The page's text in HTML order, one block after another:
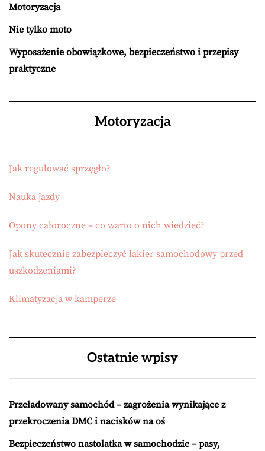
Motoryzacja
Nie tylko moto
Wyposażenie obowiązkowe, bezpieczeństwo i przepisy
praktyczne
Motoryzacja
Jak regulować sprzęgło?
Nauka jazdy
Opony całoroczne – co warto o nich wiedzieć?
Jak skutecznie zabezpieczyć lakier samochodowy przed
uszkodzeniami?
Klimatyzacja w kamperze
Ostatnie wpisy
Przeładowany samochód – zagrożenia wynikające z
przekroczenia DMC i nacisków na oś
Bezpieczeństwo nastolatka w samochodzie – pasy,